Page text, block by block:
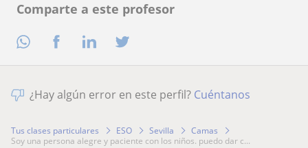
Comparte a este profesor
¿Hay algún error en este perfil? Cuéntanos
Tus clases particulares ESO Sevilla
Camas
soy una persona alegre y paciente con los niños. puedo dar c...